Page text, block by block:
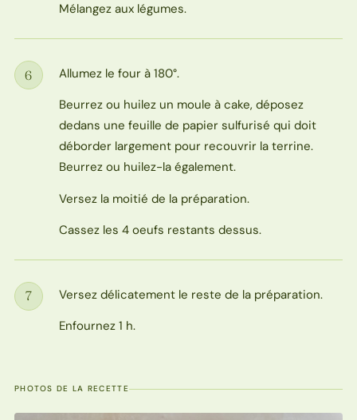
Mélangez aux légumes.
Étape
6
Allumez le four à 180°.
Beurrez ou huilez un moule à cake, déposez
dedans une feuille de papier sulfurisé qui doit
déborder largement pour recouvrir la terrine.
Beurrez ou huilez-la également.
Versez la moitié de la préparation.
Cassez les 4 oeufs restants dessus.
Étape
7
Versez délicatement le reste de la préparation.
Enfournez 1 h.
PHOTOS DE LA RECETTE